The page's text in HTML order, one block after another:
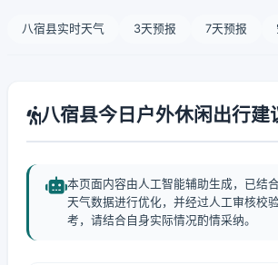
八宿县实时天气 3天预报 7天预报
八宿县今日户外休闲出行建
本页面内容由人工智能辅助生成，已结
天气数据进行优化，并经过人工审核校
考，请结合自身实际情况酌情采纳。